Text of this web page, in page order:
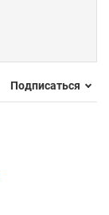
Подписаться